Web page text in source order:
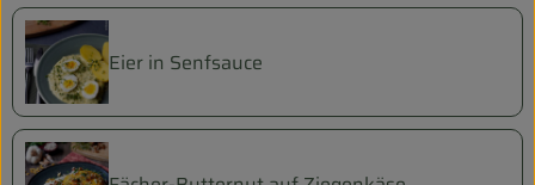
Eier in Senfsauce